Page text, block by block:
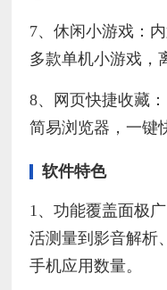
7、休闲小游戏：
多款单机小游戏，
8、网页快捷收藏
简易浏览器，一键
软件特色
1、功能覆盖面极
活测量到影音解析
手机应用数量。